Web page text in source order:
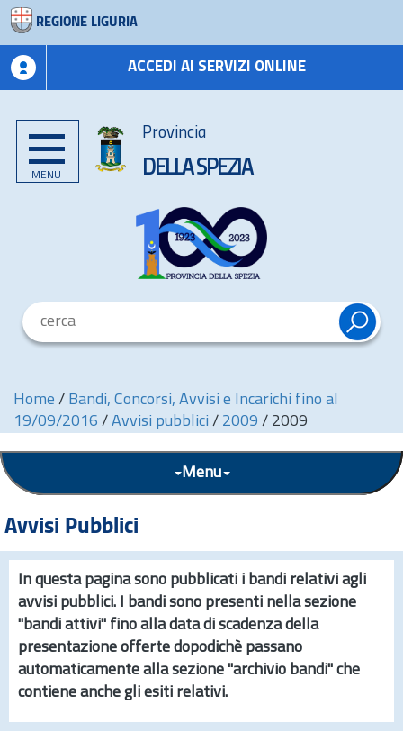
REGIONE LIGURIA
ACCEDI AI SERVIZI ONLINE
MENU
Provincia
DELLA SPEZIA
Home / Bandi, Concorsi, Avvisi e Incarichi fino al
19/09/2016 / Avvisi pubblici / 2009 / 2009
Menu
Avvisi Pubblici
In questa pagina sono pubblicati i bandi relativi agli
avvisi pubblici. I bandi sono presenti nella sezione
"bandi attivi" fino alla data di scadenza della
presentazione offerte dopodichè passano
automaticamente alla sezione "archivio bandi" che
contiene anche gli esiti relativi.